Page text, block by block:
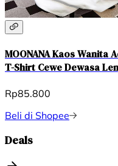
MOONANA Kaos Wanita
T-Shirt Cewe Dewasa
Rp85.800
Beli di Shopee
Deals